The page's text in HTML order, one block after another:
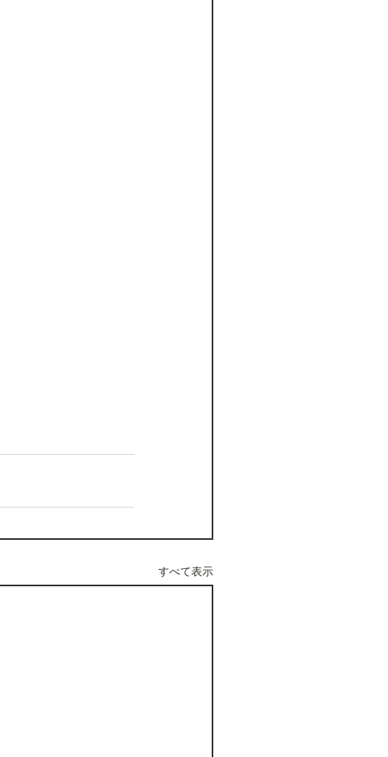
すべて表示